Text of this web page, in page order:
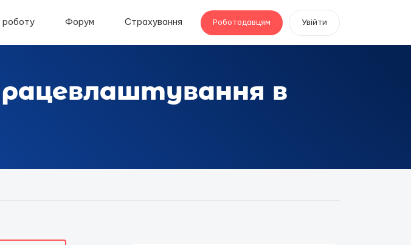
роботу Форум Страхування Роботодавцям Увійти
в